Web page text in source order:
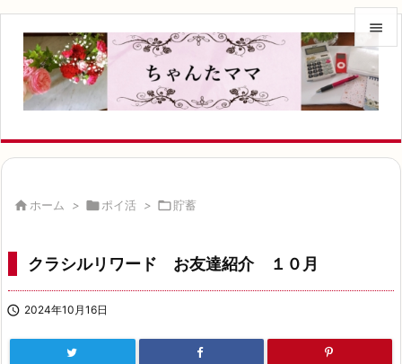


メニュ


 ホーム > ポイ活 > 貯蓄
クラシルリワード お友達紹介 １０月
 2024年10月16日